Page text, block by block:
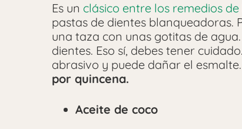
Es un clásico entre los remedios
pastas de dientes blanqueadoras.
una taza con unas gotitas de
dientes. Eso sí, debes tener
abrasivo y puede dañar el esmalte.
por quincena.
Aceite de coco